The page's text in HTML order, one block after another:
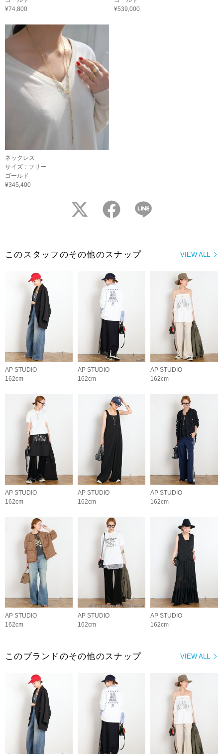
¥74,800
¥539,000
ネックレス
サイズ : フリー
ゴールド
¥345,400
twitter facebook
VIEW ALL
このスタッフのその他のスナップ
AP STUDIO
162cm
AP STUDIO
162cm
AP STUDIO
162cm
AP STUDIO
162cm
AP STUDIO
162cm
AP STUDIO
162cm
AP STUDIO
162cm
AP STUDIO
162cm
AP STUDIO
162cm
VIEW ALL
このブランドのその他のスナップ